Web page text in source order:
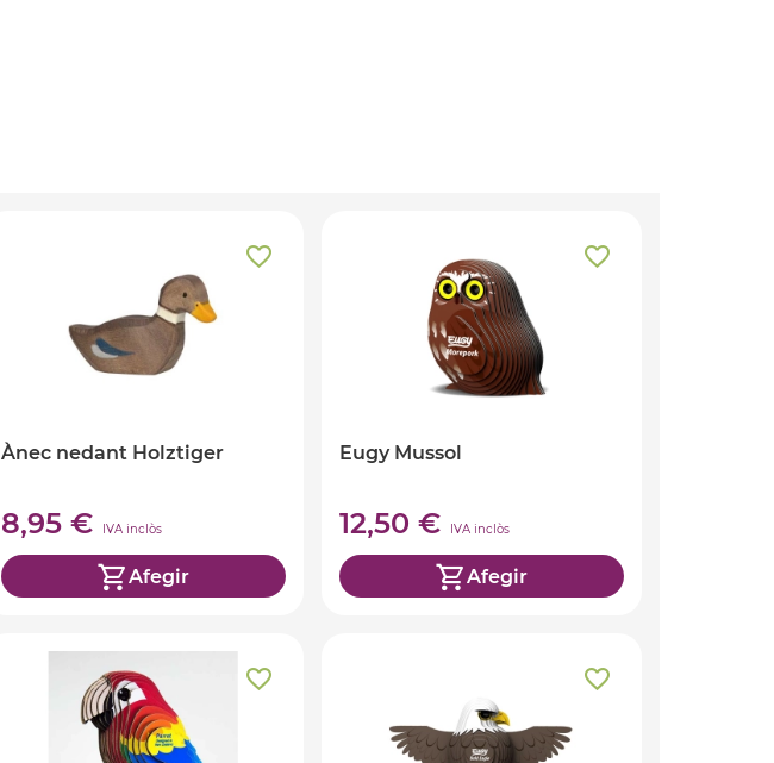
Ànec nedant Holztiger
8,95 € IVA inclòs
Afegir
Eugy Mussol
12,50 € IVA inclòs
Afegir